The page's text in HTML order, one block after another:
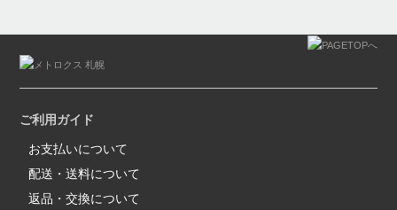
ご利用ガイド
お支払いについて
配送・送料について
返品・交換について